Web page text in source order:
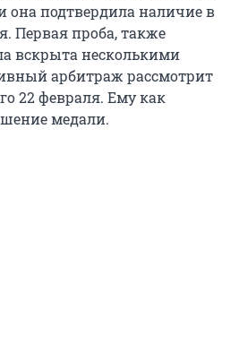
она подтвердила наличие в
Первая проба, также
вскрыта несколькими
арбитраж рассмотрит
22 февраля. Ему как
медали.